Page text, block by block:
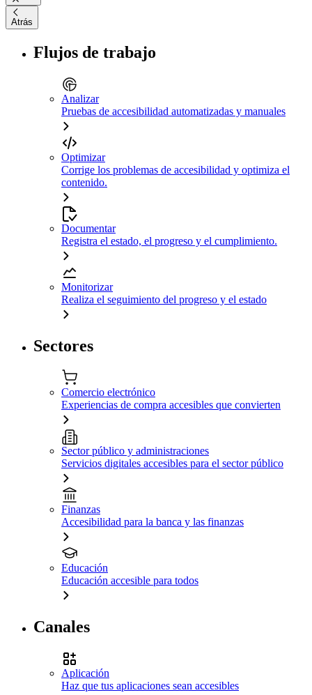
Atrás
Flujos de trabajo
Analizar
Pruebas de accesibilidad automatizadas y manuales
Optimizar
Corrige los problemas de accesibilidad y optimiza el
contenido.
Documentar
Registra el estado, el progreso y el cumplimiento.
Monitorizar
Realiza el seguimiento del progreso y el estado
Sectores
Comercio electrónico
Experiencias de compra accesibles que convierten
Sector público y administraciones
Servicios digitales accesibles para el sector público
Finanzas
Accesibilidad para la banca y las finanzas
Educación
Educación accesible para todos
Canales
Aplicación
Haz que tus aplicaciones sean accesibles